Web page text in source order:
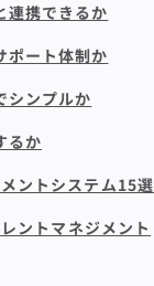
連携できるか
ポート体制か
シンプルか
るか
ントシステム15選
ントマネジメント